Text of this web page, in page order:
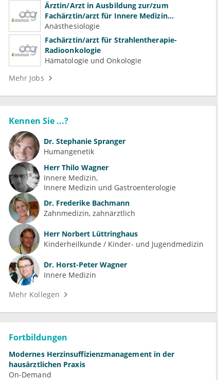
Ärztin/Arzt in Ausbildung zur/zum
Fachärztin/arzt für Innere Medizin
(Kardiologie, Nephrologie, Intensivmedizin)
Anästhesiologie
Fachärztin/arzt für Strahlentherapie-
Radioonkologie
Hämatologie und Onkologie
Mehr Jobs
Kennen Sie ...?
Dr. Stephanie Spranger
Humangenetik
Herr Thilo Wagner
Innere Medizin
Innere Medizin und Gastroenterologie
Dr. Frederike Bachmann
Zahnmedizin, zahnärztlich
Herr Norbert Lüttringhaus
Kinderheilkunde / Kinder- und Jugendmedizin
Dr. Horst-Peter Wagner
Innere Medizin
Mehr Kollegen
Fortbildungen
Modernes Herzinsuffizienzmanagement in der
hausärztlichen Praxis
On-Demand